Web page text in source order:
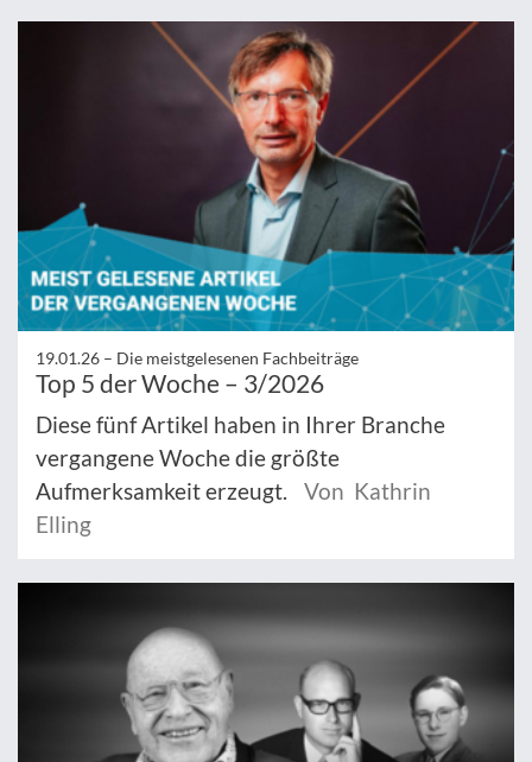
19.01.26 – Die meistgelesenen Fachbeiträge
Top 5 der Woche – 3/2026
Diese fünf Artikel haben in Ihrer Branche
vergangene Woche die größte
Aufmerksamkeit erzeugt.
Von Kathrin
Elling